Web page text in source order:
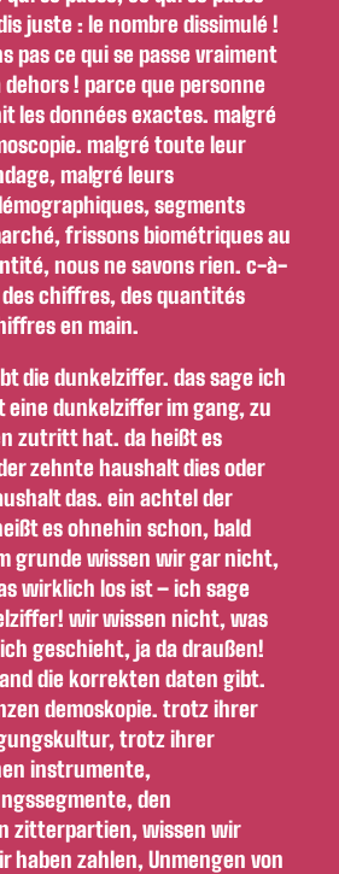
juste : le nombre dissimulé !
pas ce qui se passe vraiment
! parce que personne
les données exactes. malgré
malgré toute leur
malgré leurs
segments
frissons biométriques au
nous ne savons rien. c-à-
chiffres, des quantités
en main.
die dunkelziffer. das sage ich
eine dunkelziffer im gang, zu
zutritt hat. da heißt es
zehnte haushalt dies oder
das. ein achtel der
es ohnehin schon, bald
grunde wissen wir gar nicht,
wirklich los ist – ich sage
wir wissen nicht, was
geschieht, ja da draußen!
die korrekten daten gibt.
demoskopie. trotz ihrer
trotz ihrer
instrumente,
den
zitterpartien, wissen wir
haben zahlen, Unmengen von